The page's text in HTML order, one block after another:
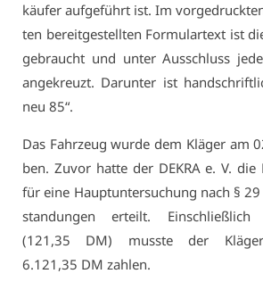
käu­fer auf­ge­führt ist. Im
ten be­reit­ge­stell­ten For­mu­l­ar­text ist
ge­braucht und un­ter Aus­schluss
an­ge­kreuzt. Dar­un­ter ist
neu 85“.
Das Fahr­zeug wur­de dem Klä­ger am
ben. Zu­vor hat­te der DE­KRA e. V. die
für ei­ne Haupt­un­ter­su­chung nach §
stan­dun­gen er­teilt. Ein­schließ­lich
(121,35 DM) muss­te der
6.121,35 DM zah­len.